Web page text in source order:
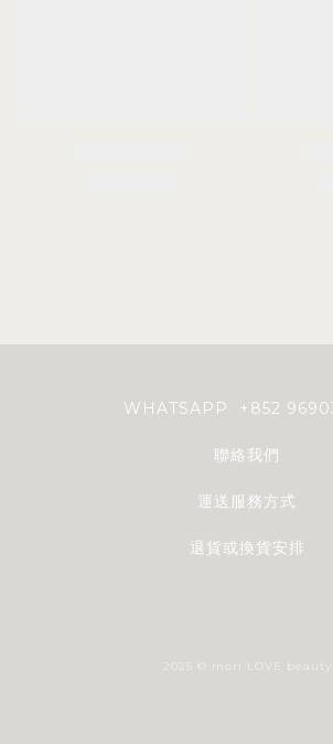
WHATSAPP +852
聯絡我們
運送服務方式
退貨或換貨安排
2025 © mori LOVE beauty